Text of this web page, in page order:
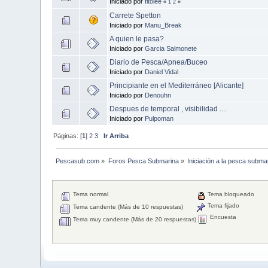
« 1 2 »
Carrete Spetton
Iniciado por Manu_Break
A quien le pasa?
Iniciado porGarcia Salmonete
Diario de Pesca/Apnea/Buceo
Iniciado por Daniel Vidal
Principiante en el Mediterráneo [Alicante]
Iniciado por Denouhn
Despues de temporal , visibilidad ....
Iniciado por Pulpoman
Páginas: [1]2 3 Ir Arriba
Pescasub.com » Foros Pesca Submarina» Iniciación a la pesca
Tema normal
Tema candente (Más de 10 respuestas)
Tema muy candente (Más de 20 respuestas)
Tema bloqueado
Tema fijado
Encuesta